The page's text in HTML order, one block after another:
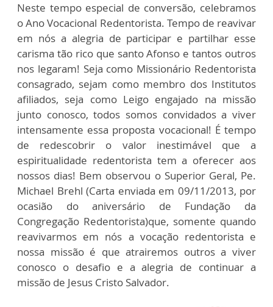
Neste tempo especial de conversão, celebramos
o Ano Vocacional Redentorista. Tempo de reavivar
em nós a alegria de participar e partilhar esse
carisma tão rico que santo Afonso e tantos outros
nos legaram! Seja como Missionário Redentorista
consagrado, sejam como membro dos Institutos
afiliados, seja como Leigo engajado na missão
junto conosco, todos somos convidados a viver
intensamente essa proposta vocacional! É tempo
de redescobrir o valor inestimável que a
espiritualidade redentorista tem a oferecer aos
nossos dias! Bem observou o Superior Geral, Pe.
Michael Brehl (Carta enviada em 09/11/2013, por
ocasião do aniversário de Fundação da
Congregação Redentorista)que, somente quando
reavivarmos em nós a vocação redentorista e
nossa missão é que atrairemos outros a viver
conosco o desafio e a alegria de continuar a
missão de Jesus Cristo Salvador.